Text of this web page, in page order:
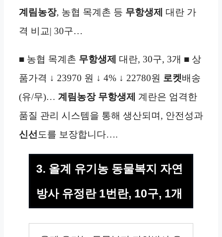
계림농장, 농협 목계촌 등 무항생제
대란 가
격 비교| 30구…
■ 농협 목계촌 무항생제
대란, 30구, 3개 ■ 상
품가격 ↓ 23970 원 ↓ 4% ↓ 22780원 로켓배송
(유/무)… 계림농장 무항생제
계란은 엄격한
품질 관리 시스템을 통해 생산되며, 안전성과
신선도를 보장합니다….
3. 올계 유기농 동물복지 자연
방사 유정란 1번란, 10구, 1개